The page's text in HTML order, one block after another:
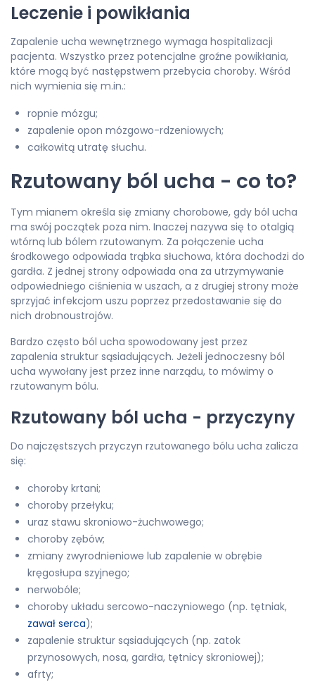
Leczenie i powikłania
Zapalenie ucha wewnętrznego wymaga hospitalizacji
pacjenta. Wszystko przez potencjalne groźne powikłania,
które mogą być następstwem przebycia choroby. Wśród
nich wymienia się m.in.:
ropnie mózgu;
zapalenie opon mózgowo-rdzeniowych;
całkowitą utratę słuchu.
Rzutowany ból ucha - co to?
Tym mianem określa się zmiany chorobowe, gdy ból ucha
ma swój początek poza nim. Inaczej nazywa się to otalgią
wtórną lub bólem rzutowanym. Za połączenie ucha
środkowego odpowiada trąbka słuchowa, która dochodzi do
gardła. Z jednej strony odpowiada ona za utrzymywanie
odpowiedniego ciśnienia w uszach, a z drugiej strony może
sprzyjać infekcjom uszu poprzez przedostawanie się do
nich drobnoustrojów.
Bardzo często ból ucha spowodowany jest przez
zapalenia struktur sąsiadujących. Jeżeli jednoczesny ból
ucha wywołany jest przez inne narządu, to mówimy o
rzutowanym bólu.
Rzutowany ból ucha - przyczyny
Do najczęstszych przyczyn rzutowanego bólu ucha zalicza
się:
choroby krtani;
choroby przełyku;
uraz stawu skroniowo-żuchwowego;
choroby zębów;
zmiany zwyrodnieniowe lub zapalenie w obrębie
kręgosłupa szyjnego;
nerwobóle;
choroby układu sercowo-naczyniowego (np. tętniak,
zawał serca);
zapalenie struktur sąsiadujących (np. zatok
przynosowych, nosa, gardła, tętnicy skroniowej);
afrty;